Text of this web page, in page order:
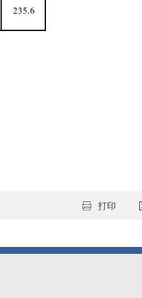
打印